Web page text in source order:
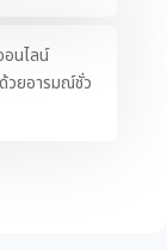
นไลน์
วยอารมณ์ชั่ว